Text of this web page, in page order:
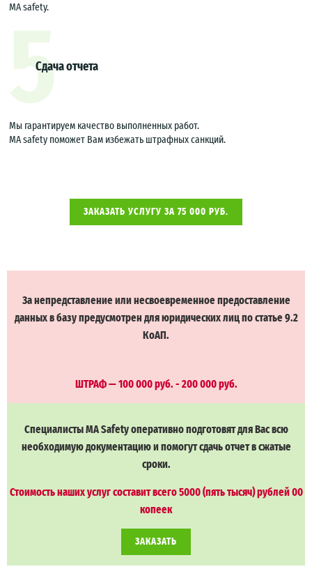
МА safety.
5Сдача отчета
Мы гарантируем качество выполненных работ.
МА safety поможет Вам избежать штрафных санкций.
ЗАКАЗАТЬ УСЛУГУ ЗА 75 000 РУБ.
За непредставление или несвоевременное предоставление
данных в базу предусмотрен для юридических лиц по статье 9.2
КоАП.
ШТРАФ — 100 000 руб. - 200 000 руб.
Специалисты MA Safety оперативно подготовят для Вас всю
необходимую документацию и помогут сдачь отчет в сжатые
сроки.
Стоимость наших услуг составит всего 5000 (пять тысяч) рублей 00
копеек
ЗАКАЗАТЬ